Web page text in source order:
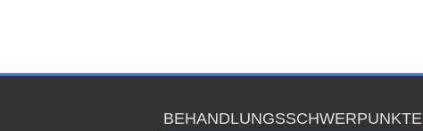
BEHANDLUNGSSCHWERPUNKTE